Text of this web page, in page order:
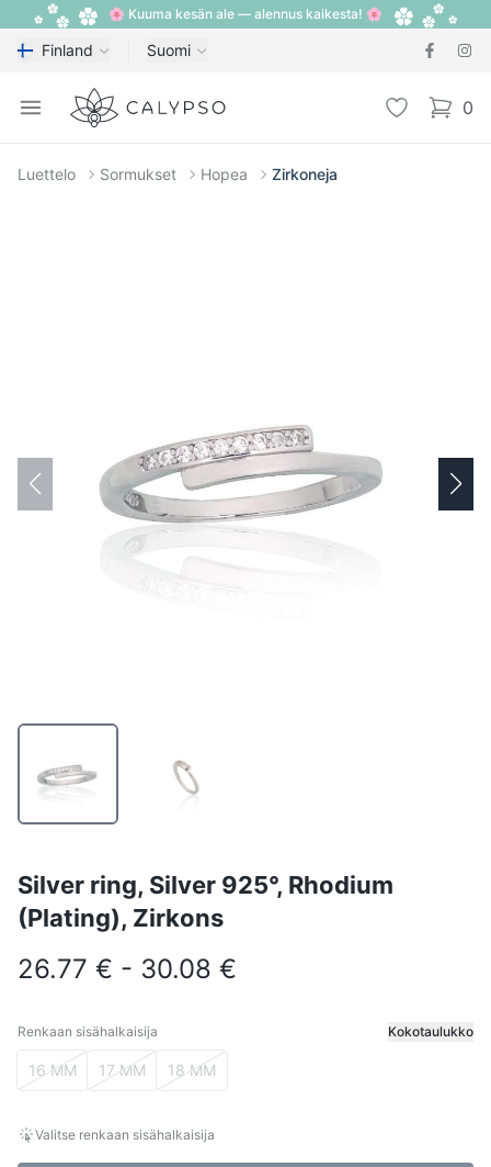
🌸 Kuuma kesän ale — alennus kaikesta! 🌸
Finland Suomi
Open menu
Calypso Toivelista 0
items
Luettelo Sormukset Hopea Zirkoneja
Silver ring, Silver 925°, Rhodium
(Plating), Zirkons
26.77 € - 30.08 €
Renkaan sisähalkaisija Kokotaulukko
Renkaan sisähalkaisija
16 MM 17 MM 18 MM
Valitse renkaan sisähalkaisija